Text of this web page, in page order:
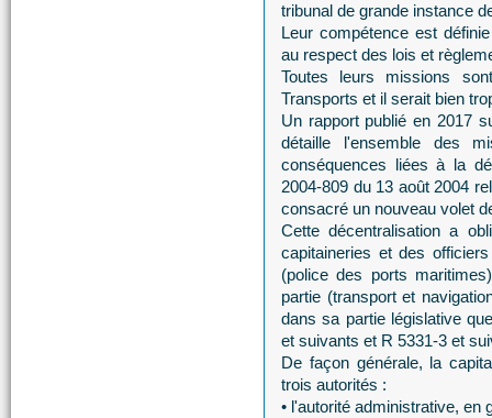
tribunal de grande instance
Leur compétence est
au respect des lois et
Toutes leurs missions
Transports et il serait bien
Un rapport publié en 2017
détaille l'ensemble des
conséquences liées à la
2004-809 du 13 août 2004
consacré un nouveau volet
Cette décentralisation a
capitaineries et des
(police des ports
partie (transport et
dans sa partie législative
et suivants et R 5331-3 et
De façon générale, la
trois autorités :
• l'autorité administrative, en